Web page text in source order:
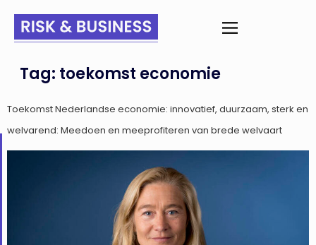
Tag: toekomst economie
Toekomst Nederlandse economie: innovatief, duurzaam, sterk en
welvarend: Meedoen en meeprofiteren van brede welvaart